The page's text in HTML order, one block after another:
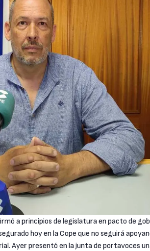
a principios de legislatura en pacto de
hoy en la Cope que no seguirá
Ayer presentó en la junta de portavoces